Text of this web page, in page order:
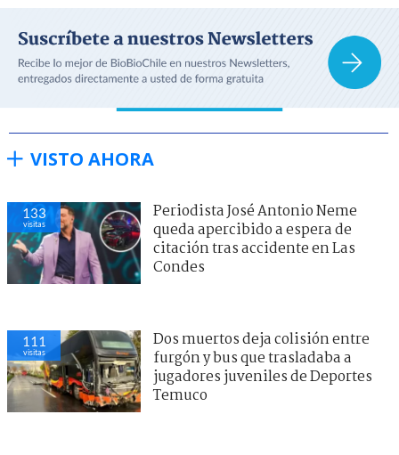
VISTO AHORA
133
visitas
Periodista José Antonio Neme
queda apercibido a espera de
citación tras accidente en Las
Condes
111
visitas
Dos muertos deja colisión entre
furgón y bus que trasladaba a
jugadores juveniles de Deportes
Temuco